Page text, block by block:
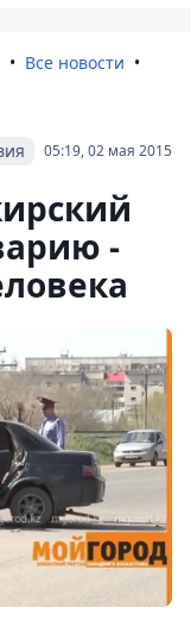
Все новости
05:19, 02 мая 2015
-